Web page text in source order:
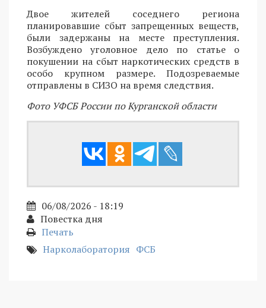
Двое жителей соседнего региона
планировавшие сбыт запрещенных веществ,
были задержаны на месте преступления.
Возбуждено уголовное дело по статье о
покушении на сбыт наркотических средств в
особо крупном размере. Подозреваемые
отправлены в СИЗО на время следствия.
Фото УФСБ России по Курганской области
06/08/2026 - 18:19
Повестка дня
Печать
Нарколаборатория ФСБ